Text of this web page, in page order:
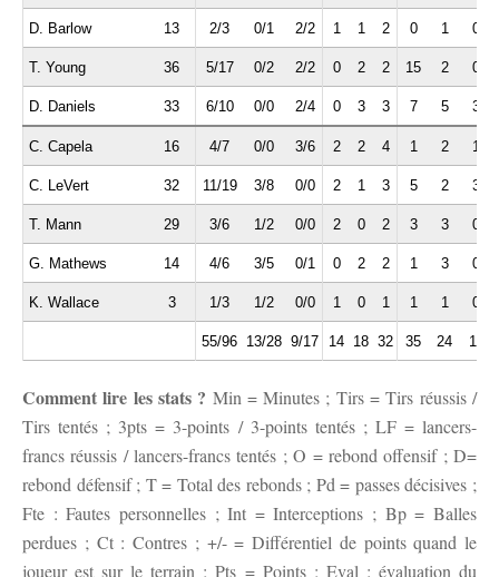
D. Barlow 13 2/3 0/1 2/2 1 1 2 0 1 0
T. Young 36 5/17 0/2 2/2 0 2 2 15 2 0
D. Daniels 33 6/10 0/0 2/4 0 3 3 7 5 3
C. Capela 16 4/7 0/0 3/6 2 2 4 1 2 1
C. LeVert 32 11/19 3/8 0/0 2 1 3 5 2 3
T. Mann 29 3/6 1/2 0/0 2 0 2 3 3 0
G. Mathews 14 4/6 3/5 0/1 0 2 2 1 3 0
K. Wallace 3 1/3 1/2 0/0 1 0 1 1 1 0
55/96 13/28 9/17 14 18 32 35 24 12
Comment lire les stats ? Min = Minutes ; Tirs = Tirs réussis /
Tirs tentés ; 3pts = 3-points / 3-points tentés ; LF = lancers-
francs réussis / lancers-francs tentés ; O = rebond offensif ; D=
rebond défensif ; T = Total des rebonds ; Pd = passes décisives ;
Fte : Fautes personnelles ; Int = Interceptions ; Bp = Balles
perdues ; Ct : Contres ; +/- = Différentiel de points quand le
joueur est sur le terrain ; Pts = Points ; Eval : évaluation du